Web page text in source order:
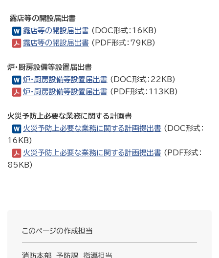
露店等の開設届出書
露店等の開設届出書 (DOC形式：16KB)
露店等の開設届出書 (PDF形式：79KB)
炉・厨房設備等設置届出書
炉・厨房設備等設置届出書 (DOC形式：22KB)
炉・厨房設備等設置届出書 (PDF形式：113KB)
火災予防上必要な業務に関する計画書
火災予防上必要な業務に関する計画提出書 (DOC形式：
16KB)
火災予防上必要な業務に関する計画提出書 (PDF形式：
85KB)
このページの作成担当
消防本部 予防課 指導担当